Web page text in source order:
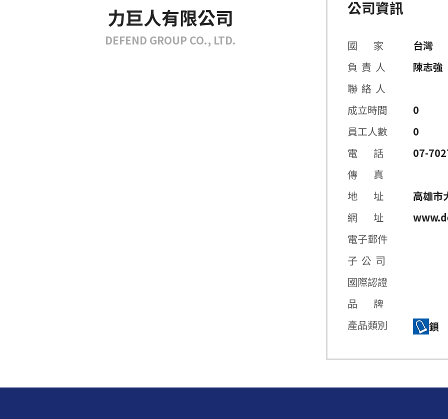
力巨人有限公司
DEFEND GROUP CO., LTD.
公司資訊
國 家
台灣
負 責 人
陳志強
聯 絡 人
成立時間
0
員工人數
0
電 話
07-
傳 真
地 址
高雄市
網 址
電子郵件
子 公 司
國際認證
品 牌
產品類別
鎖